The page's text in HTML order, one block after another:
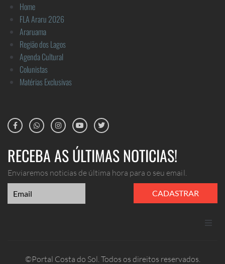
Home
FLA Araru 2026
Araruama
Região dos Lagos
Agenda Cultural
Colunistas
Matérias Exclusivas
RECEBA AS ÚLTIMAS NOTICIAS!
Enviaremos noticias de última hora para o seu email.
CADASTRAR
©Portal Costa do Sol. Todos os direitos reservados.